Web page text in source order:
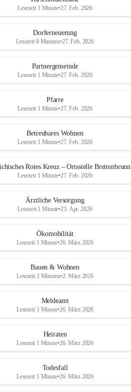
Lesezeit 1 Minute•27. Feb. 2026
Dorferneuerung
Lesezeit 8 Minuten•27. Feb. 2026
Partnergemeinde
Lesezeit 1 Minute•27. Feb. 2026
Pfarre
Lesezeit 1 Minute•27. Feb. 2026
Betreubares Wohnen
Lesezeit 1 Minute•27. Feb. 2026
Rotes Kreuz – Ortsstelle Breitenbrunn
Lesezeit 1 Minute•27. Feb. 2026
Ärztliche Versorgung
Lesezeit 1 Minute•23. Apr. 2026
Ökomobilität
Lesezeit 1 Minute•26. März 2026
Bauen & Wohnen
Lesezeit 2 Minuten•2. März 2026
Meldeamt
Lesezeit 1 Minute•26. März 2026
Heiraten
Lesezeit 1 Minute•26. März 2026
Todesfall
Lesezeit 1 Minute•26. März 2026